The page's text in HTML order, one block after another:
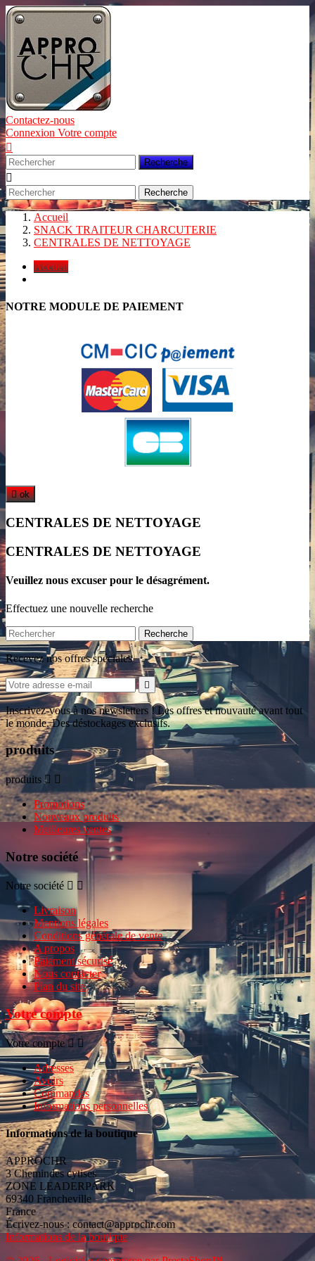
Contactez-nous
Connexion Votre compte

Recherche

Recherche
Accueil
SNACK TRAITEUR CHARCUTERIE
CENTRALES DE NETTOYAGE
Accueil
NOTRE MODULE DE PAIEMENT
 ok
CENTRALES DE NETTOYAGE
CENTRALES DE NETTOYAGE
Veuillez nous excuser pour le désagrément.
Effectuez une nouvelle recherche
Recherche
Recevez nos offres spéciales

Inscrivez-vous à nos newsletters ! Les offres et nouvauté avant tout
le monde. Des déstockages exclusifs.
produits
produits  
Promotions
Nouveaux produits
Meilleures ventes
Notre société
Notre société  
Livraison
Mentions légales
Conditions générale de vente
A propos
Paiement sécurisé
Nous contacter
Plan du site
Votre compte
Votre compte  
Adresses
Avoirs
Commandes
Informations personnelles
Informations de la boutique
APPROCHR
3 Chemindes cytises
ZONE LEADERPARK
69340 Francheville
France
Écrivez-nous :contact@approchr.com
Informations de la boutique